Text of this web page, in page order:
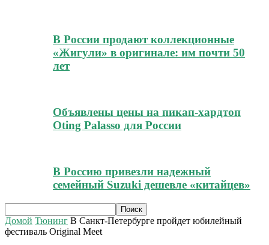
В России продают коллекционные
«Жигули» в оригинале: им почти 50
лет
Объявлены цены на пикап-хардтоп
Oting Palasso для России
В Россию привезли надежный
семейный Suzuki дешевле «китайцев»
Домой Тюнинг В Санкт-Петербурге пройдет юбилейный
фестиваль Original Meet